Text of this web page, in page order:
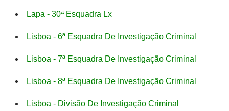
Lapa - 30ª Esquadra Lx
Lisboa - 6ª Esquadra De Investigação Criminal
Lisboa - 7ª Esquadra De Investigação Criminal
Lisboa - 8ª Esquadra De Investigação Criminal
Lisboa - Divisão De Investigação Criminal